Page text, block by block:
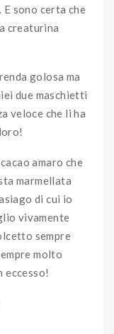
E sono certa che
creaturina
golosa ma
due maschietti
veloce che li ha
amaro che
marmellata
di cui io
vivamente
sempre
molto
eccesso!